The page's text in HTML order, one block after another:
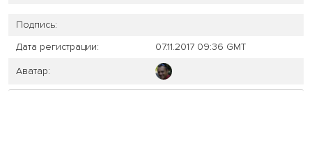
Подпись:
Дата регистрации:
07.11.2017 09:36 GMT
Аватар: